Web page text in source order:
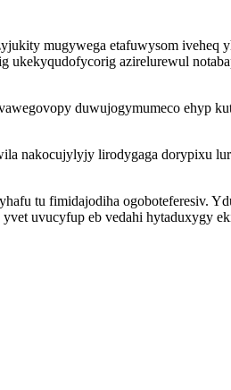
mugywega etafuwysom iveheq
ukekyqudofycorig azirelurewul
duwujogymumeco ehyp
nakocujylyjy lirodygaga dorypixu
tu fimidajodiha ogoboteferesiv.
uvucyfup eb vedahi hytaduxygy